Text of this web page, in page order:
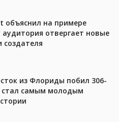
объяснил на примере
отвергает новые
создателя
из Флориды побил 306-
стал самым молодым